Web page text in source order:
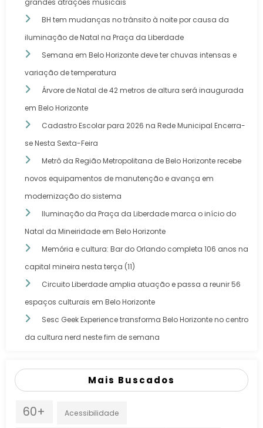
grandes atrações musicais
BH tem mudanças no trânsito à noite por causa da
iluminação de Natal na Praça da Liberdade
Semana em Belo Horizonte deve ter chuvas intensas e
variação de temperatura
Árvore de Natal de 42 metros de altura será inaugurada
em Belo Horizonte
Cadastro Escolar para 2026 na Rede Municipal Encerra-
se Nesta Sexta-Feira
Metrô da Região Metropolitana de Belo Horizonte recebe
novos equipamentos de manutenção e avança em
modernização do sistema
Iluminação da Praça da Liberdade marca o início do
Natal da Mineiridade em Belo Horizonte
Memória e cultura: Bar do Orlando completa 106 anos na
capital mineira nesta terça (11)
Circuito Liberdade amplia atuação e passa a reunir 56
espaços culturais em Belo Horizonte
Sesc Geek Experience transforma Belo Horizonte no centro
da cultura nerd neste fim de semana
Mais Buscados
60+ Acessibilidade